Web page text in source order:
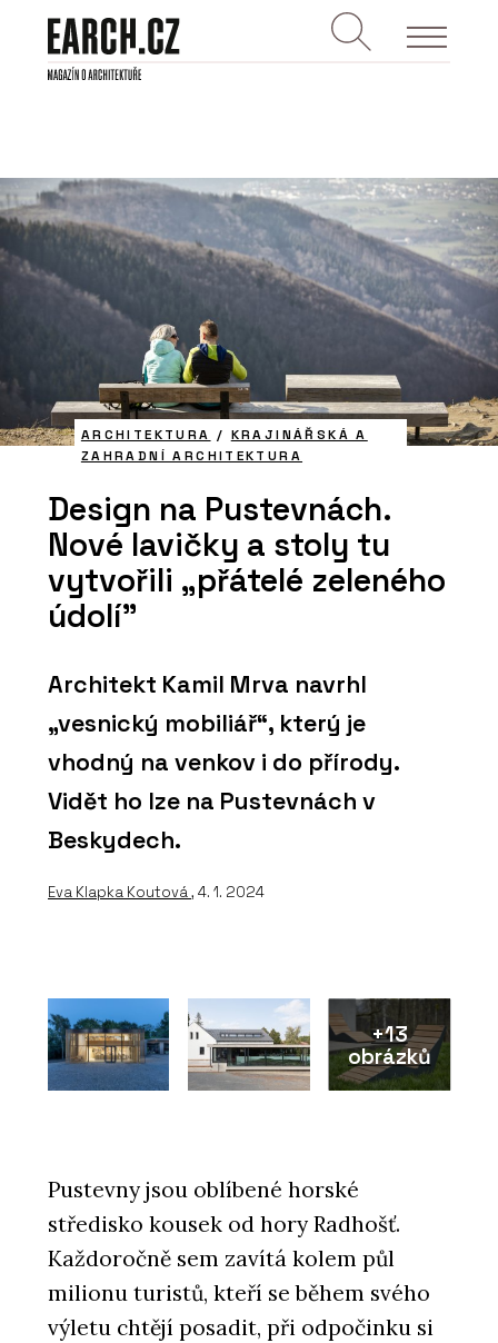
ARCHITEKTURA / KRAJINÁŘSKÁ A
ZAHRADNÍ ARCHITEKTURA
Design na Pustevnách.
Nové lavičky a stoly tu
vytvořili „přátelé zeleného
údolí"
Architekt Kamil Mrva navrhl
„vesnický mobiliář“, který je
vhodný na venkov i do přírody.
Vidět ho lze na Pustevnách v
Beskydech.
Eva Klapka Koutová, 4. 1. 2024
+13
obrázků
Pustevny jsou oblíbené horské
středisko kousek od hory Radhošť.
Každoročně sem zavítá kolem půl
milionu turistů, kteří se během svého
výletu chtějí posadit, při odpočinku si